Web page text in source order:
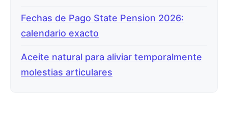
Fechas de Pago State Pension 2026:
calendario exacto
Aceite natural para aliviar temporalmente
molestias articulares